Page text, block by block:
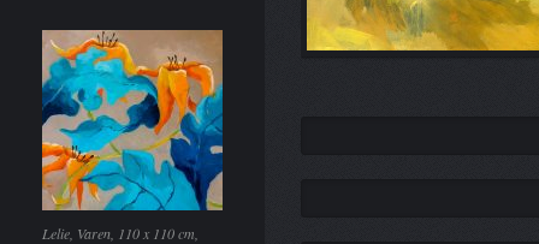
Lelie, Varen, 110 x 110 cm,